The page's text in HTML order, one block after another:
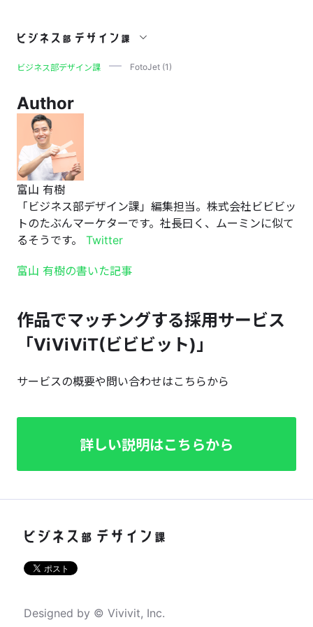
FotoJet (1)
ビジネス部デザイン課 FotoJet (1)
Author
富山 有樹
「ビジネス部デザイン課」編集担当。株式会社ビビビッ
トのたぶんマーケターです。社長曰く、ムーミンに似て
るそうです。 Twitter
富山 有樹の書いた記事
作品でマッチングする採用サービス
「ViViViT(ビビビット)」
サービスの概要や問い合わせはこちらから
詳しい説明はこちらから
Designed by © Vivivit, Inc.